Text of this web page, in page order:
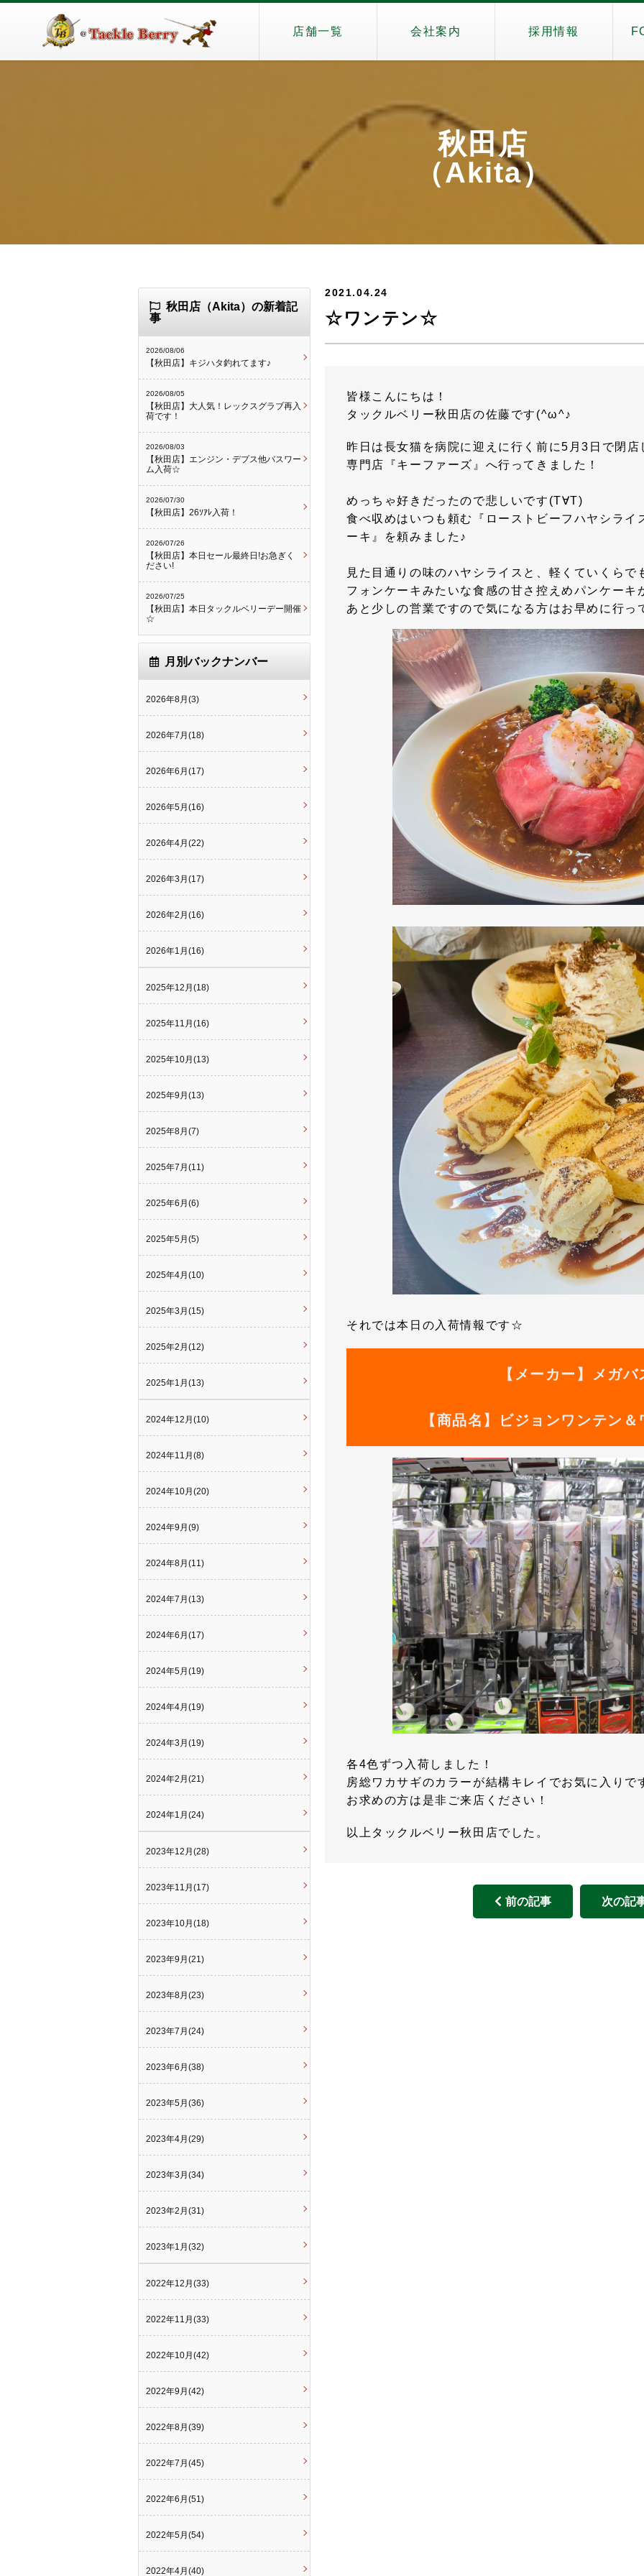
店舗一覧 会社案内 採用情報
秋田店
（Akita）
2021.04.24
☆ワンテン☆
皆様こんにちは！
タックルベリー秋田店の佐藤です(^ω^♪
昨日は長女猫を病院に迎えに行く前に5月3日で閉
専門店『キーファーズ』へ行ってきました！
めっちゃ好きだったので悲しいです(T∀T)
食べ収めはいつも頼む『ローストビーフハヤシライ
ーキ』を頼みました♪
見た目通りの味のハヤシライスと、軽くていくらで
フォンケーキみたいな食感の甘さ控えめパンケーキ
あと少しの営業ですので気になる方はお早めに行っ
それでは本日の入荷情報です☆
【メーカー】メガバ
【商品名】ビジョンワンテン
各4色ずつ入荷しました！
房総ワカサギのカラーが結構キレイでお気に入りで
お求めの方は是非ご来店ください！
以上タックルベリー秋田店でした。
前の記事 次の記
秋田店（Akita）の新着記
事
2026/08/06
【秋田店】キジハタ釣れてます♪
2026/08/05
【秋田店】大人気！レックスグラブ再入
荷です！
2026/08/03
【秋田店】エンジン・デプス他バスワー
ム入荷☆
2026/07/30
【秋田店】26ｿｱﾚ入荷！
2026/07/26
【秋田店】本日セール最終日!お急ぎく
ださい!
2026/07/25
【秋田店】本日タックルベリーデー開催
☆
月別バックナンバー
2026年8月(3)
2026年7月(18)
2026年6月(17)
2026年5月(16)
2026年4月(22)
2026年3月(17)
2026年2月(16)
2026年1月(16)
2025年12月(18)
2025年11月(16)
2025年10月(13)
2025年9月(13)
2025年8月(7)
2025年7月(11)
2025年6月(6)
2025年5月(5)
2025年4月(10)
2025年3月(15)
2025年2月(12)
2025年1月(13)
2024年12月(10)
2024年11月(8)
2024年10月(20)
2024年9月(9)
2024年8月(11)
2024年7月(13)
2024年6月(17)
2024年5月(19)
2024年4月(19)
2024年3月(19)
2024年2月(21)
2024年1月(24)
2023年12月(28)
2023年11月(17)
2023年10月(18)
2023年9月(21)
2023年8月(23)
2023年7月(24)
2023年6月(38)
2023年5月(36)
2023年4月(29)
2023年3月(34)
2023年2月(31)
2023年1月(32)
2022年12月(33)
2022年11月(33)
2022年10月(42)
2022年9月(42)
2022年8月(39)
2022年7月(45)
2022年6月(51)
2022年5月(54)
2022年4月(40)